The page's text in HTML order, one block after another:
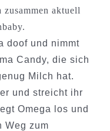
aktuell
doof und nimmt
Candy, die sich
Milch hat.
und streicht ihr
Omega los und
Weg zum